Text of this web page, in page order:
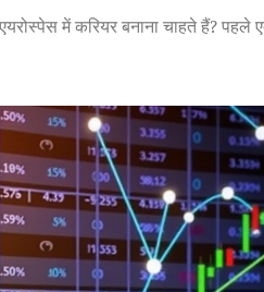
में करियर बनाना चाहते हैं? पहले